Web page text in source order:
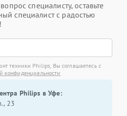
специалисту, оставьте
специалист с радостью
техники Philips, Вы соглашаетесь с
конфиденциальности
Philips в Уфе:
23